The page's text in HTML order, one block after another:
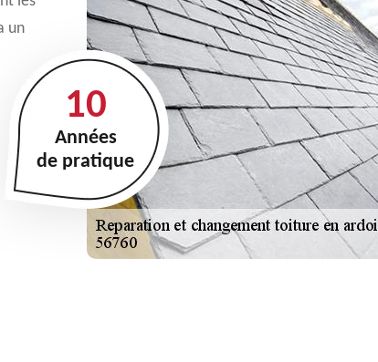
un
10
Années
de pratique